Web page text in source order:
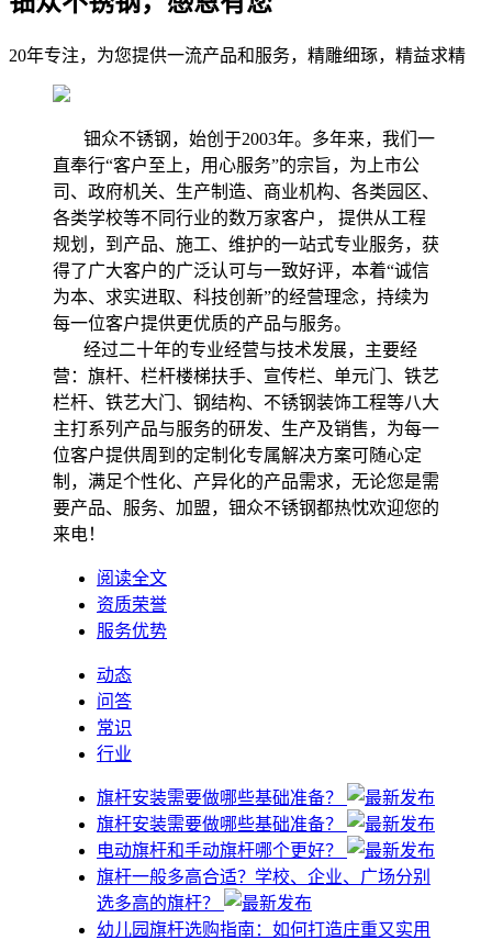
20年专注，为您提供一流产品和服务，精雕细琢，精益求精
钿众不锈钢，始创于2003年。多年来，我们一
直奉行“客户至上，用心服务”的宗旨，为上市公
司、政府机关、生产制造、商业机构、各类园区、
各类学校等不同行业的数万家客户， 提供从工程
规划，到产品、施工、维护的一站式专业服务，获
得了广大客户的广泛认可与一致好评，本着“诚信
为本、求实进取、科技创新”的经营理念，持续为
每一位客户提供更优质的产品与服务。
经过二十年的专业经营与技术发展，主要经
营：旗杆、栏杆楼梯扶手、宣传栏、单元门、铁艺
栏杆、铁艺大门、钢结构、不锈钢装饰工程等八大
主打系列产品与服务的研发、生产及销售，为每一
位客户提供周到的定制化专属解决方案可随心定
制，满足个性化、产异化的产品需求，无论您是需
要产品、服务、加盟，钿众不锈钢都热忱欢迎您的
来电！
阅读全文
资质荣誉
服务优势
动态
问答
常识
行业
旗杆安装需要做哪些基础准备？
旗杆安装需要做哪些基础准备？
电动旗杆和手动旗杆哪个更好？
旗杆一般多高合适？学校、企业、广场分别
选多高的旗杆？
幼儿园旗杆选购指南：如何打造庄重又实用